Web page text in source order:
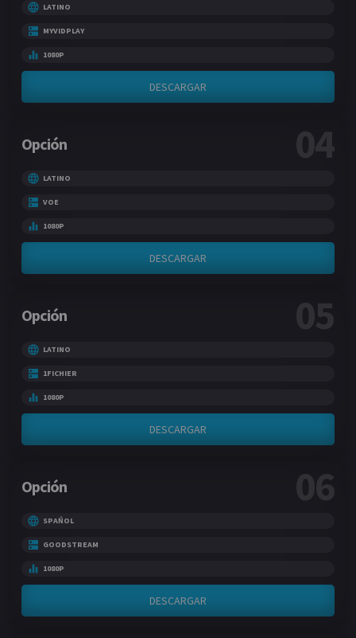
LATINO
MYVIDPLAY
1080P
DESCARGAR
Opción 04
LATINO
VOE
1080P
DESCARGAR
Opción 05
LATINO
1FICHIER
1080P
DESCARGAR
Opción 06
SPAŃOL
GOODSTREAM
1080P
DESCARGAR